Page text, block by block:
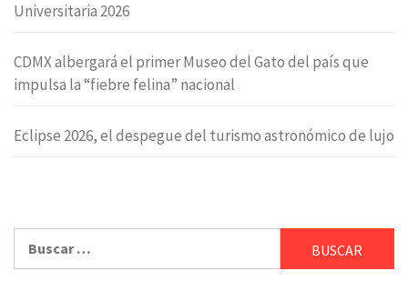
Universitaria 2026
CDMX albergará el primer Museo del Gato del país que
impulsa la “fiebre felina” nacional
Eclipse 2026, el despegue del turismo astronómico de lujo